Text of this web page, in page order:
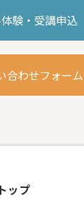
験・受講申込
合わせフォーム
ップ